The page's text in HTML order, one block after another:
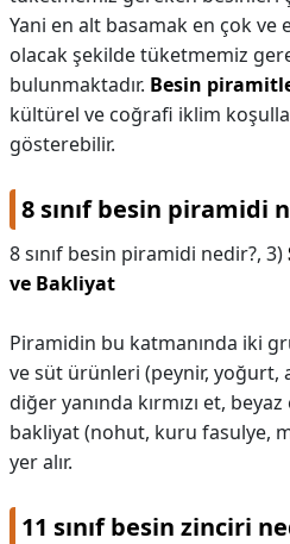
Yani en alt basamak en çok ve
olacak şekilde tüketmemiz
bulunmaktadır. Besin
kültürel ve coğrafi iklim
gösterebilir.
8 sınıf besin piramidi
8 sınıf besin piramidi nedir?, 3)
ve Bakliyat
Piramidin bu katmanında iki
ve süt ürünleri (peynir, yoğurt,
diğer yanında kırmızı et,
bakliyat (nohut, kuru fasulye,
yer alır.
11 sınıf besin zinciri